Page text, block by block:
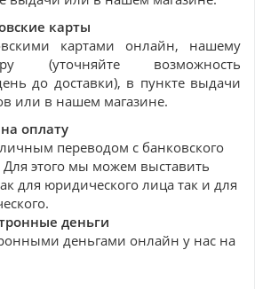
карты
картами онлайн, нашему
(уточняйте возможность
до доставки), в пункте выдачи
или в нашем магазине.
оплату
переводом с банковского
Для этого мы можем выставить
для юридического лица так и для
деньги
деньгами онлайн у нас на